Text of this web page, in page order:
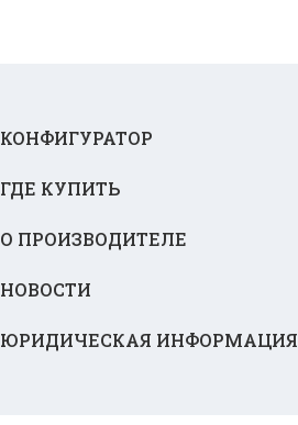
КОНФИГУРАТОР
ГДЕ КУПИТЬ
О ПРОИЗВОДИТЕЛЕ
НОВОСТИ
ЮРИДИЧЕСКАЯ ИНФОРМАЦИЯ